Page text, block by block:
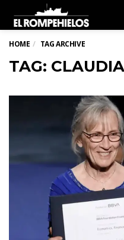
HOME TAG ARCHIVE
TAG: